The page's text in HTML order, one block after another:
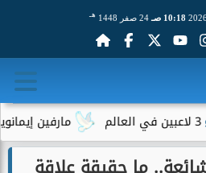
10:18 صـ 24 صفر 1448 هـ
مارفين إيمانويل..